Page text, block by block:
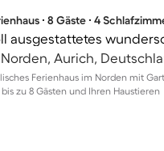
∙ 8 Gäste ∙ 4
Norden, Aurich,
Ferienhaus im Norden mit
zu 8 Gästen und Ihren Haustieren